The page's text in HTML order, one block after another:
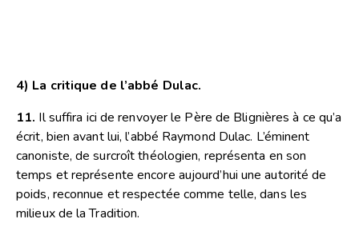
4) La critique de l’abbé Dulac.
11. Il suffira ici de renvoyer le Père de Blignières à ce qu’a
écrit, bien avant lui, l’abbé Raymond Dulac. L’éminent
canoniste, de surcroît théologien, représenta en son
temps et représente encore aujourd’hui une autorité de
poids, reconnue et respectée comme telle, dans les
milieux de la Tradition.